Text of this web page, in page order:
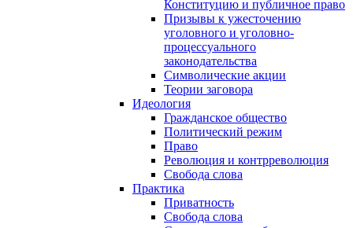
Конституцию и публичное право
Призывы к ужесточению
уголовного и уголовно-
процессуального
законодательства
Символические акции
Теории заговора
Идеология
Гражданское общество
Политический режим
Право
Революция и контрреволюция
Свобода слова
Практика
Приватность
Свобода слова